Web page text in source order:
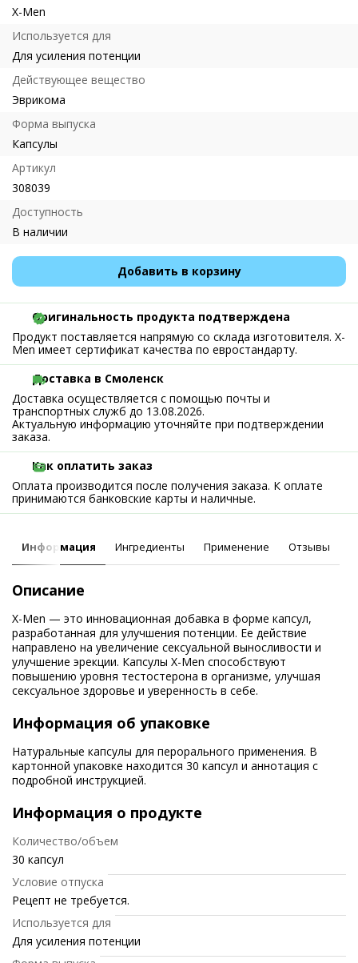
X-Men
Используется для
Для усиления потенции
Действующее вещество
Эврикома
Форма выпуска
Капсулы
Артикул
308039
Доступность
В наличии
Добавить в корзину
Оригинальность продукта подтверждена
Продукт поставляется напрямую со склада изготовителя. X-
Men имеет сертификат качества по евростандарту.
Доставка в Смоленск
Доставка осуществляется с помощью почты и
транспортных служб до 13.08.2026.
Актуальную информацию уточняйте при подтверждении
заказа.
Как оплатить заказ
Оплата производится после получения заказа. К оплате
принимаются банковские карты и наличные.
Информация Ингредиенты Применение Отзывы
Описание
X-Men — это инновационная добавка в форме капсул,
разработанная для улучшения потенции. Ее действие
направлено на увеличение сексуальной выносливости и
улучшение эрекции. Капсулы X-Men способствуют
повышению уровня тестостерона в организме, улучшая
сексуальное здоровье и уверенность в себе.
Информация об упаковке
Натуральные капсулы для перорального применения. В
картонной упаковке находится 30 капсул и аннотация с
подробной инструкцией.
Информация о продукте
Количество/объем
30 капсул
Условие отпуска
Рецепт не требуется.
Используется для
Для усиления потенции